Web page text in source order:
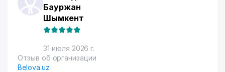
Бауржан
Шымкент
31 июля 2026 г.
Отзыв об организации
Belova.uz